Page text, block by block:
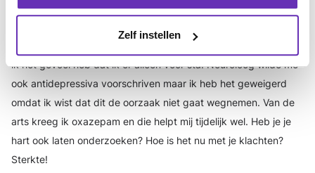
Zelf instellen
rare drukkend gevoel in nek boven (in die overgan tussen
ik het gevoel heb dat ik er alleen voor sta. Neuroloog wilde me
ook antidepressiva voorschriven maar ik heb het geweigerd
omdat ik wist dat dit de oorzaak niet gaat wegnemen. Van de
arts kreeg ik oxazepam en die helpt mij tijdelijk wel. Heb je je
hart ook laten onderzoeken? Hoe is het nu met je klachten?
Sterkte!